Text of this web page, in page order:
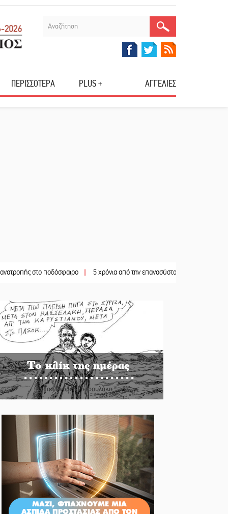
ΠΕΡΙΣΣΟΤΕΡΑ PLUS + ΑΓΓΕΛΙΕΣ
ποδόσφαιρο || 5 χρόνια από την επανασύσταση της ΙΜ Παναγίας
Το κλίκ της ημέρας
Του Ανδρέα Πετρουλάκη